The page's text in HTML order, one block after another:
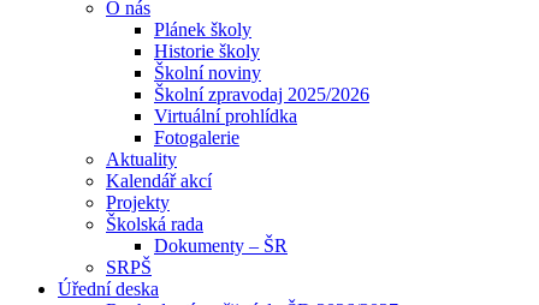
O nás
Plánek školy
Historie školy
Školní noviny
Školní zpravodaj 2025/2026
Virtuální prohlídka
Fotogalerie
Aktuality
Kalendář akcí
Projekty
Školská rada
Dokumenty – ŠR
SRPŠ
Úřední deska